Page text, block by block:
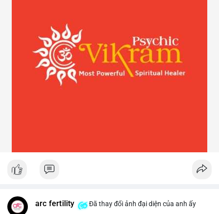
arc fertility Đã thay đổi ảnh đại diện của anh ấy